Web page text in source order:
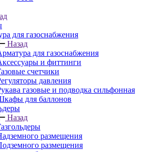
для газоснабжения
Назад
для газоснабжения
и фиттинги
счетчики
давления
газовые и подводка сильфонная
для баллонов
Назад
размещения
размещения